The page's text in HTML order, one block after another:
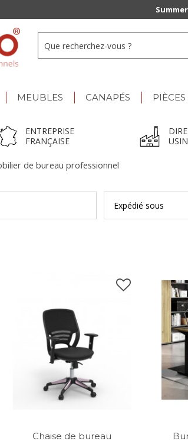
MEUBLES CANAPÉS PIÈCES
ENTREPRISE
FRANÇAISE
de bureau professionnel
Expédié sous
Chaise de bureau